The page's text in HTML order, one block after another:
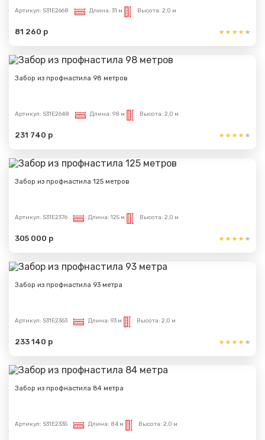
Артикул: S31E2668 Длина: 31 м Высота: 2,0 м
81 260 р
Забор из профнастила 98 метров
Артикул: S31E2648 Длина: 98 м Высота: 2,0 м
231 740 р
Забор из профнастила 125 метров
Артикул: S31E2376 Длина: 125 м Высота: 2,0 м
305 000 р
Забор из профнастила 93 метра
Артикул: S31E2363 Длина: 93 м Высота: 2,0 м
233 140 р
Забор из профнастила 84 метра
Артикул: S31E2335 Длина: 84 м Высота: 2,0 м